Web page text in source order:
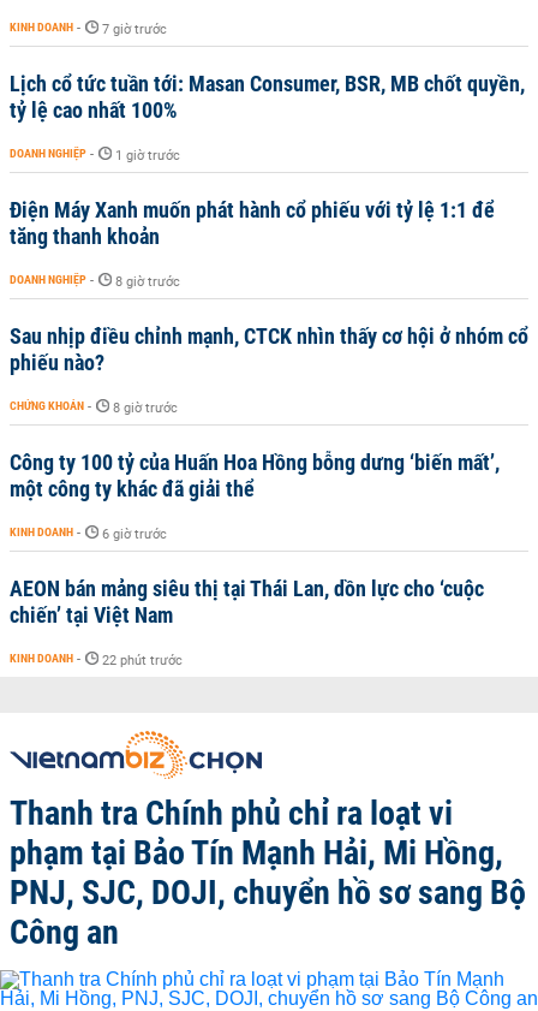
KINH DOANH - 7 giờ trước
Lịch cổ tức tuần tới: Masan Consumer, BSR, MB chốt quyền,
tỷ lệ cao nhất 100%
DOANH NGHIỆP - 1 giờ trước
Điện Máy Xanh muốn phát hành cổ phiếu với tỷ lệ 1:1 để
tăng thanh khoản
DOANH NGHIỆP - 8 giờ trước
Sau nhịp điều chỉnh mạnh, CTCK nhìn thấy cơ hội ở nhóm cổ
phiếu nào?
CHỨNG KHOÁN - 8 giờ trước
Công ty 100 tỷ của Huấn Hoa Hồng bỗng dưng ‘biến mất’,
một công ty khác đã giải thể
KINH DOANH - 6 giờ trước
AEON bán mảng siêu thị tại Thái Lan, dồn lực cho ‘cuộc
chiến’ tại Việt Nam
KINH DOANH - 22 phút trước
Thanh tra Chính phủ chỉ ra loạt vi
phạm tại Bảo Tín Mạnh Hải, Mi Hồng,
PNJ, SJC, DOJI, chuyển hồ sơ sang Bộ
Công an